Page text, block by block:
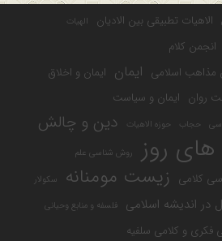
الاهیات تطبیقی بین الادیان الهیات
انجمن کلام
مذاهب اسلامی ایمان ایمان و اخلاق
روان ایمان و سیاست
حجاب حوزه الاهیات دین و چالش
روز روش شناسی علم
کلامی زیست مومنانه سکولار
در اندیشه اسلامی فلسفه و منابع وحیانی
فکری و کلامی سلفیه